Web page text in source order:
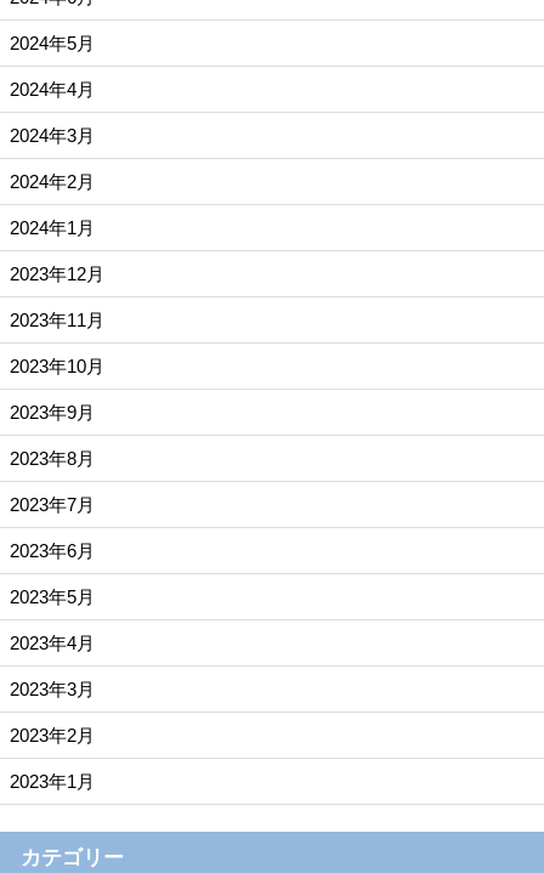
2024年5月
2024年4月
2024年3月
2024年2月
2024年1月
2023年12月
2023年11月
2023年10月
2023年9月
2023年8月
2023年7月
2023年6月
2023年5月
2023年4月
2023年3月
2023年2月
2023年1月
カテゴリー